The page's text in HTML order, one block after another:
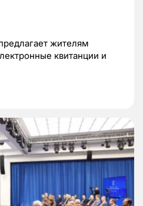
жителям
квитанции и